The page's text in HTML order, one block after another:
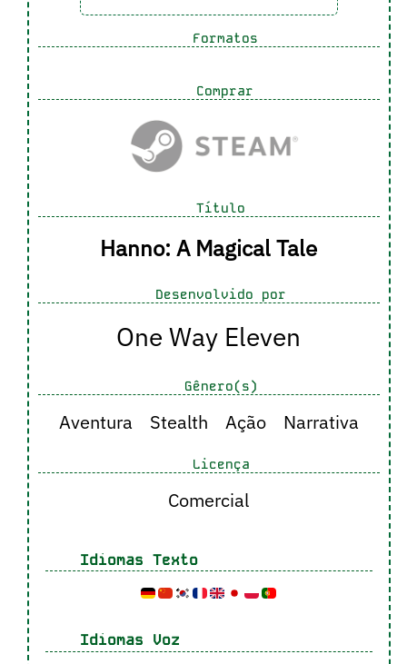
Formatos
Comprar
Título
Hanno: A Magical Tale
Desenvolvido por
One Way Eleven
Gênero(s)
Aventura Stealth Ação Narrativa
Licença
Comercial
Idiomas Texto
Idiomas Voz